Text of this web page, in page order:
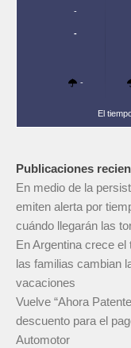
-
-
-
El
Publicaciones
En medio de la
emiten alerta por
cuándo llegarán las
En Argentina crece
las familias cambian
vacaciones
Vuelve “Ahora
descuento para el
Automotor